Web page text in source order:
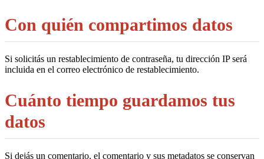
Con quién compartimos datos
Si solicitás un restablecimiento de contraseña, tu dirección IP será
incluida en el correo electrónico de restablecimiento.
Cuánto tiempo guardamos tus
datos
Si dejás un comentario, el comentario y sus metadatos se conservan